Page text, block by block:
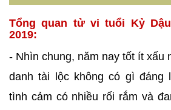
Tổng quan tử vi tuổi Kỷ
2019:
- Nhìn chung, năm nay tốt ít xấu
danh tài lộc không có gì đáng
tình cảm có nhiều rối rắm và